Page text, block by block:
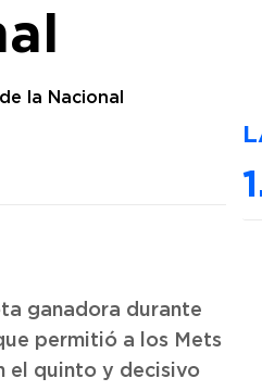
ganadora durante
permitió a los Mets
el quinto y decisivo